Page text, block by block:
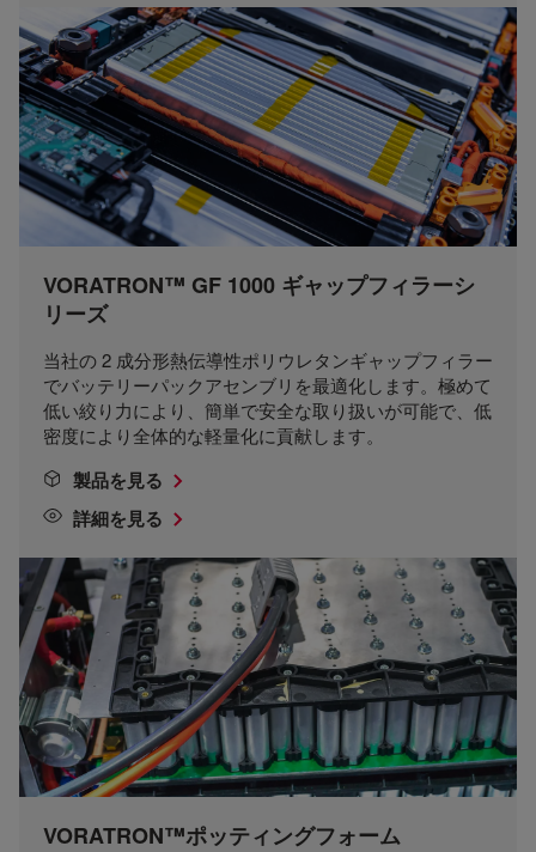
VORATRON™ GF 1000 ギャップフィラーシ
リーズ
当社の 2 成分形熱伝導性ポリウレタンギャップフィラー
でバッテリーパックアセンブリを最適化します。極めて
低い絞り力により、簡単で安全な取り扱いが可能で、低
密度により全体的な軽量化に貢献します。
製品を見る
詳細を見る
VORATRON™ポッティングフォーム